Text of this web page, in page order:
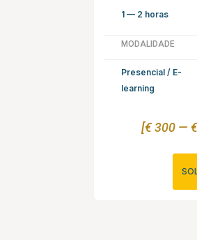
1 — 2 horas
MODALIDADE
Presencial / E-
learning
[€ 300 —